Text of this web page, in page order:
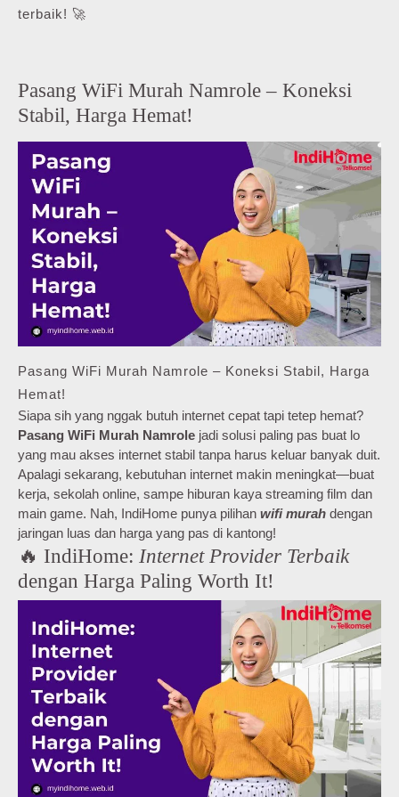
terbaik! 🚀
Pasang WiFi Murah Namrole – Koneksi
Stabil, Harga Hemat!
Pasang WiFi Murah Namrole – Koneksi Stabil, Harga
Hemat!
Siapa sih yang nggak butuh internet cepat tapi tetep hemat?
Pasang WiFi Murah Namrole jadi solusi paling pas buat lo
yang mau akses internet stabil tanpa harus keluar banyak duit.
Apalagi sekarang, kebutuhan internet makin meningkat—buat
kerja, sekolah online, sampe hiburan kaya streaming film dan
main game. Nah, IndiHome punya pilihan wifi murah dengan
jaringan luas dan harga yang pas di kantong!
🔥 IndiHome: Internet Provider Terbaik
dengan Harga Paling Worth It!